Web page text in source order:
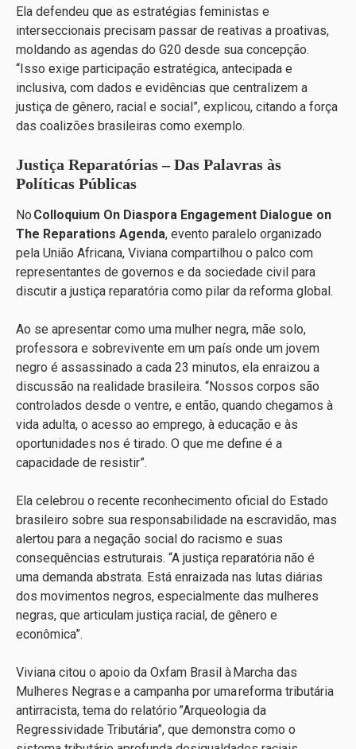
Ela defendeu que as estratégias feministas e
interseccionais precisam passar de reativas a proativas,
moldando as agendas do G20 desde sua concepção.
“Isso exige participação estratégica, antecipada e
inclusiva, com dados e evidências que centralizem a
justiça de gênero, racial e social”, explicou, citando a força
das coalizões brasileiras como exemplo.
Justiça Reparatórias – Das Palavras às
Políticas Públicas
No Colloquium On Diaspora Engagement Dialogue on
The Reparations Agenda, evento paralelo organizado
pela União Africana, Viviana compartilhou o palco com
representantes de governos e da sociedade civil para
discutir a justiça reparatória como pilar da reforma global.
Ao se apresentar como uma mulher negra, mãe solo,
professora e sobrevivente em um país onde um jovem
negro é assassinado a cada 23 minutos, ela enraizou a
discussão na realidade brasileira. “Nossos corpos são
controlados desde o ventre, e então, quando chegamos à
vida adulta, o acesso ao emprego, à educação e às
oportunidades nos é tirado. O que me define é a
capacidade de resistir”.
Ela celebrou o recente reconhecimento oficial do Estado
brasileiro sobre sua responsabilidade na escravidão, mas
alertou para a negação social do racismo e suas
consequências estruturais. “A justiça reparatória não é
uma demanda abstrata. Está enraizada nas lutas diárias
dos movimentos negros, especialmente das mulheres
negras, que articulam justiça racial, de gênero e
econômica”.
Viviana citou o apoio da Oxfam Brasil à Marcha das
Mulheres Negras e a campanha por uma reforma tributária
antirracista, tema do relatório ”Arqueologia da
Regressividade Tributária”, que demonstra como o